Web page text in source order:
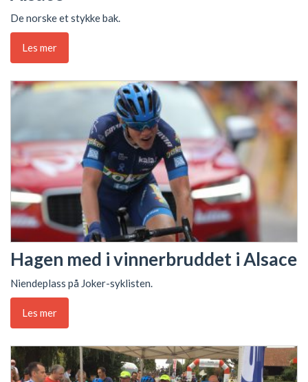
De norske et stykke bak.
Les mer
Hagen med i vinnerbruddet i Alsace
Niendeplass på Joker-syklisten.
Les mer